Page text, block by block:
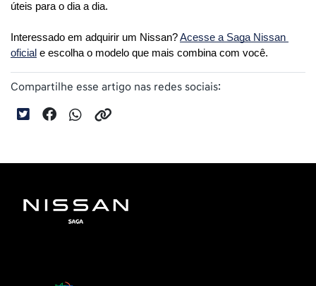
úteis para o dia a dia.
Interessado em adquirir um Nissan? Acesse a Saga Nissan
oficial e escolha o modelo que mais combina com você.
Compartilhe esse artigo nas redes sociais: